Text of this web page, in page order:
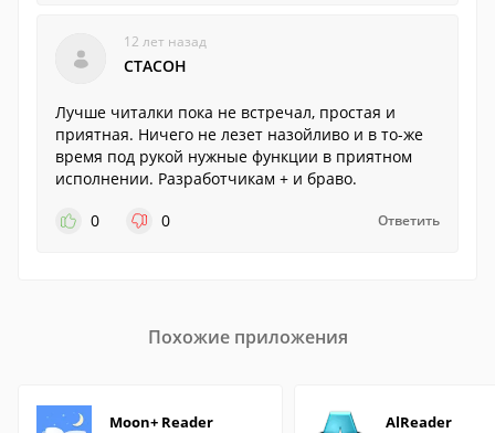
12 лет назад
CTACOH
Лучше читалки пока не встречал, простая и
приятная. Ничего не лезет назойливо и в то-же
время под рукой нужные функции в приятном
исполнении. Разработчикам + и браво.
0
0 Ответить
Похожие приложения
Moon+ Reader AlReader